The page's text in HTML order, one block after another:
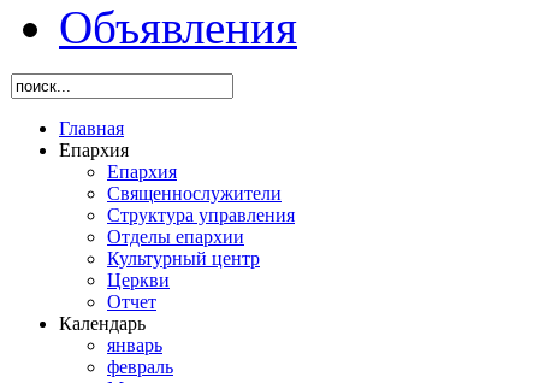
Объявления
Главная
Епархия
Епархия
Священнослужители
Структура управления
Отделы епархии
Культурный центр
Церкви
Отчет
Календарь
январь
февраль